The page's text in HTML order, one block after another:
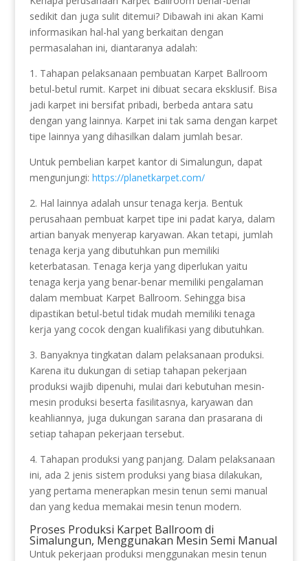
sedikit dan juga sulit ditemui? Dibawah ini akan Kami
informasikan hal-hal yang berkaitan dengan
permasalahan ini, diantaranya adalah:
1. Tahapan pelaksanaan pembuatan Karpet Ballroom
betul-betul rumit. Karpet ini dibuat secara eksklusif. Bisa
jadi karpet ini bersifat pribadi, berbeda antara satu
dengan yang lainnya. Karpet ini tak sama dengan karpet
tipe lainnya yang dihasilkan dalam jumlah besar.
Untuk pembelian karpet kantor di Simalungun, dapat
mengunjungi: https://planetkarpet.com/
2. Hal lainnya adalah unsur tenaga kerja. Bentuk
perusahaan pembuat karpet tipe ini padat karya, dalam
artian banyak menyerap karyawan. Akan tetapi, jumlah
tenaga kerja yang dibutuhkan pun memiliki
keterbatasan. Tenaga kerja yang diperlukan yaitu
tenaga kerja yang benar-benar memiliki pengalaman
dalam membuat Karpet Ballroom. Sehingga bisa
dipastikan betul-betul tidak mudah memiliki tenaga
kerja yang cocok dengan kualifikasi yang dibutuhkan.
3. Banyaknya tingkatan dalam pelaksanaan produksi.
Karena itu dukungan di setiap tahapan pekerjaan
produksi wajib dipenuhi, mulai dari kebutuhan mesin-
mesin produksi beserta fasilitasnya, karyawan dan
keahliannya, juga dukungan sarana dan prasarana di
setiap tahapan pekerjaan tersebut.
4. Tahapan produksi yang panjang. Dalam pelaksanaan
ini, ada 2 jenis sistem produksi yang biasa dilakukan,
yang pertama menerapkan mesin tenun semi manual
dan yang kedua memakai mesin tenun modern.
Proses Produksi Karpet Ballroom di
Simalungun, Menggunakan Mesin Semi Manual
Untuk pekerjaan produksi menggunakan mesin tenun